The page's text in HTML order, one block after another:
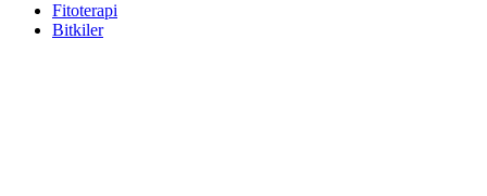
Fitoterapi
Bitkiler